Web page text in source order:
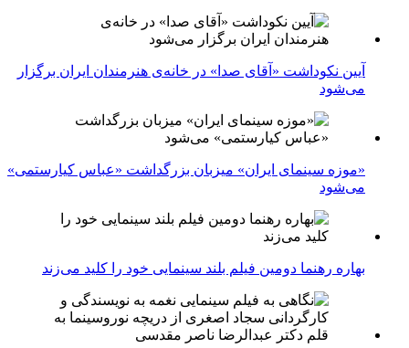
آیین نکوداشت «آقای صدا» در خانه‌ی هنرمندان ایران برگزار
می‌شود
«موزه سینمای ایران» میزبان بزرگداشت «عباس کیارستمی»
می‌شود
بهاره رهنما دومین فیلم بلند سینمایی خود را کلید می‌زند